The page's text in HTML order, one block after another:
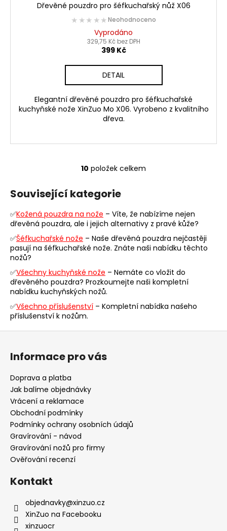
Dřevěné pouzdro pro šéfkuchařský nůž X06
★★★★★
★★★★★Neohodnoceno
Vyprodáno
329,75 Kč bez DPH
399 Kč
DETAIL
Elegantní dřevěné pouzdro pro šéfkuchařské
kuchyňské nože XinZuo Mo X06. Vyrobeno z kvalitního
dřeva.
O
l
á
d
a
c
í
r
v
y
ý
10 položek celkem
Související kategorie
✅Kožená pouzdra na nože – Víte, že nabízíme nejen
dřevěná pouzdra, ale i jejich alternativy z pravé kůže?
✅Šéfkuchařské nože – Naše dřevěná pouzdra nejčastěji
pasují na šéfkuchařské nože. Znáte naši nabídku těchto
nožů?
✅Všechny kuchyňské nože – Nemáte co vložit do
dřevěného pouzdra? Prozkoumejte naši kompletní
nabídku kuchyňských nožů.
✅Všechno příslušenství – Kompletní nabídka našeho
příslušenství k nožům.
Informace pro vás
Doprava a platba
Jak balíme objednávky
Vrácení a reklamace
Obchodní podmínky
Podmínky ochrany osobních údajů
Gravírování - návod
Gravírování nožů pro firmy
Ověřování recenzí
Kontakt
objednavky@xinzuo.cz
XinZuo na Facebooku
xinzuocr